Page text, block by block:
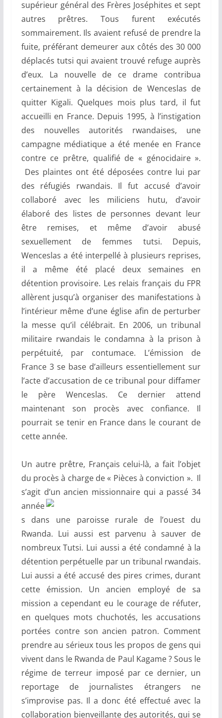
supérieur général des Frères Joséphites et sept
autres prêtres. Tous furent exécutés
sommairement. Ils avaient refusé de prendre la
fuite, préférant demeurer aux côtés des 30 000
déplacés tutsi qui avaient trouvé refuge auprès
d’eux. La nouvelle de ce drame contribua
certainement à la décision de Wenceslas de
quitter Kigali. Quelques mois plus tard, il fut
accueilli en France. Depuis 1995, à l’instigation
des nouvelles autorités rwandaises, une
campagne médiatique a été menée en France
contre ce prêtre, qualifié de « génocidaire ».
Des plaintes ont été déposées contre lui par
des réfugiés rwandais. Il fut accusé d’avoir
collaboré avec les miliciens hutu, d’avoir
élaboré des listes de personnes devant leur
être remises, et même d’avoir abusé
sexuellement de femmes tutsi. Depuis,
Wenceslas a été interpellé à plusieurs reprises,
il a même été placé deux semaines en
détention provisoire. Les relais français du FPR
allèrent jusqu’à organiser des manifestations à
l’intérieur même d’une église afin de perturber
la messe qu’il célébrait. En 2006, un tribunal
militaire rwandais le condamna à la prison à
perpétuité, par contumace. L’émission de
France 3 se base d’ailleurs essentiellement sur
l’acte d’accusation de ce tribunal pour diffamer
le père Wenceslas. Ce dernier attend
maintenant son procès avec confiance. Il
pourrait se tenir en France dans le courant de
cette année.
Un autre prêtre, Français celui-là, a fait l’objet
du procès à charge de « Pièces à conviction ». Il
s’agit d’un ancien missionnaire qui a passé 34
année
s dans une paroisse rurale de l’ouest du
Rwanda. Lui aussi est parvenu à sauver de
nombreux Tutsi. Lui aussi a été condamné à la
détention perpétuelle par un tribunal rwandais.
Lui aussi a été accusé des pires crimes, durant
cette émission. Un ancien employé de sa
mission a cependant eu le courage de réfuter,
en quelques mots chuchotés, les accusations
portées contre son ancien patron. Comment
prendre au sérieux tous les propos de gens qui
vivent dans le Rwanda de Paul Kagame ? Sous le
régime de terreur imposé par ce dernier, un
reportage de journalistes étrangers ne
s’improvise pas. Il a donc été effectué avec la
collaboration bienveillante des autorités, qui se